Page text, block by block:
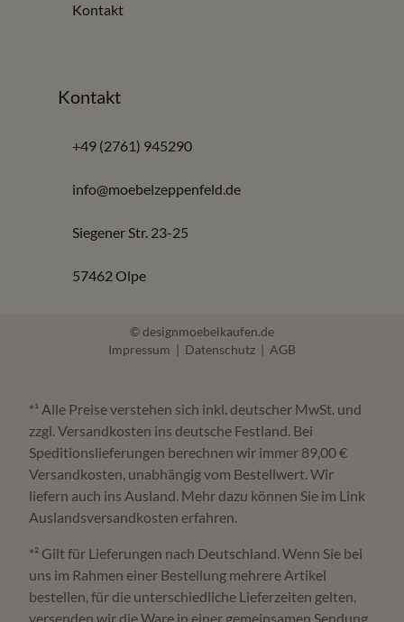
Kontakt
Kontakt
+49 (2761) 945290
info@moebelzeppenfeld.de
Siegener Str. 23-25
57462 Olpe
© designmoebelkaufen.de
Impressum
Datenschutz AGB
*¹ Alle Preise verstehen sich inkl. deutscher MwSt. und
zzgl. Versandkosten ins deutsche Festland. Bei
Speditionslieferungen berechnen wir immer 89,00 €
Versandkosten, unabhängig vom Bestellwert. Wir
liefern auch ins Ausland. Mehr dazu können Sie im Link
Auslandsversandkosten erfahren.
*² Gilt für Lieferungen nach Deutschland. Wenn Sie bei
uns im Rahmen einer Bestellung mehrere Artikel
bestellen, für die unterschiedliche Lieferzeiten gelten,
versenden wir die Ware in einer gemeinsamen Sendung,